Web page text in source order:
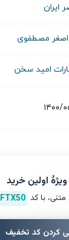
ایران
مصطفوی
امید سخن
۰۵/۳۱
مگابایت
با کد FTX50
کردن کد تخفیف